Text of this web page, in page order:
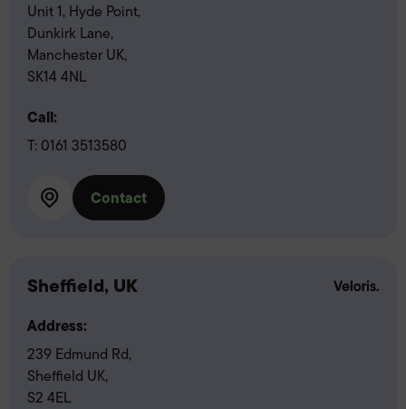
Unit 1, Hyde Point,
Dunkirk Lane,
Manchester UK,
SK14 4NL
Call:
T: 0161 3513580
Contact
Sheffield, UK
Address:
239 Edmund Rd,
Sheffield UK,
S2 4EL